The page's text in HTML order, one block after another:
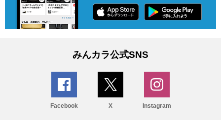
みんカラ公式SNS
Facebook X Instagram